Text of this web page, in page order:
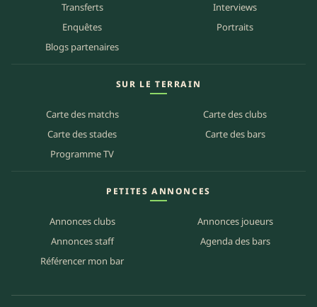
Transferts
Interviews
Enquêtes
Portraits
Blogs partenaires
SUR LE TERRAIN
Carte des matchs
Carte des clubs
Carte des stades
Carte des bars
Programme TV
PETITES ANNONCES
Annonces clubs
Annonces joueurs
Annonces staff
Agenda des bars
Référencer mon bar